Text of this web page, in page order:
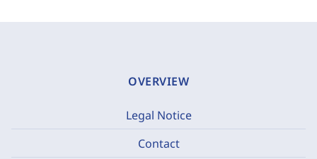
OVERVIEW
Legal Notice
Contact